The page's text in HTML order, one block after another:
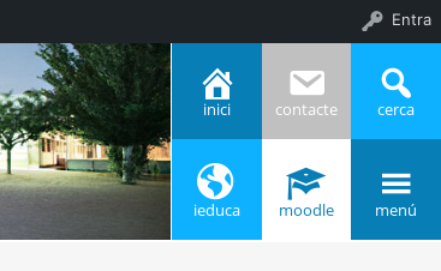
inici contacte cerca
ieduca moodle menú
Entra